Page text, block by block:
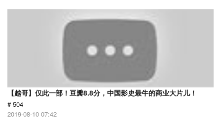
【越哥】仅此一部！豆瓣8.8分，中国影史最牛的商业大片儿！
# 504
2019-08-10 07:42